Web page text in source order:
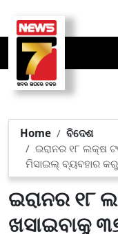
Home
ବିଦେଶ
ଇରାନର ୧୮ ଲକ୍ଷ
ମିସାଇଲ୍ ବ୍ୟବହାର
ଇରାନର ୧୮
ଖସାଇବାକୁ